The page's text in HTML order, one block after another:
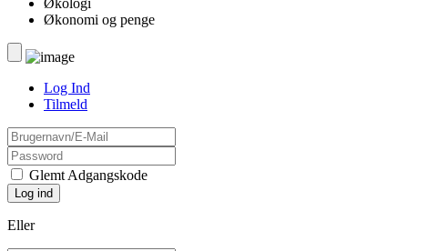
Økologi
Økonomi og penge
Log Ind
Tilmeld
Glemt Adgangskode
Eller